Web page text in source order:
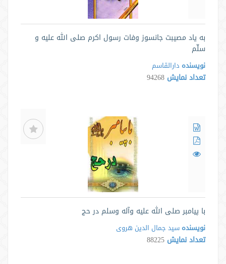
به یاد مصیبت جانسوز وفات رسول اکرم صلی الله علیه و
سلّم
نویسنده دارالقاسم
تعداد نمایش 94268
با پیامبر صلی الله علیه وآله وسلم در حج
نویسنده سید جمال الدین هروی
تعداد نمایش 88225